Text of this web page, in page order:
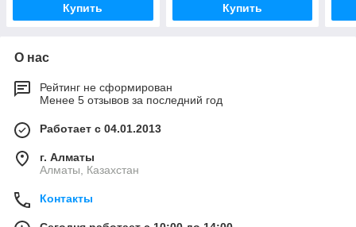
Купить Купить
О нас
Рейтинг не сформирован
Менее 5 отзывов за последний год
Работает с 04.01.2013
г. Алматы
Алматы, Казахстан
Контакты